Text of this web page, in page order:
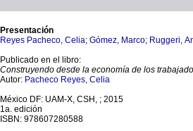
Presentación
Reyes Pacheco, Celia; Gómez, Marco; Ruggeri,
Publicado en el libro:
Construyendo desde la economía de los
Autor: Pacheco Reyes, Celia
México DF: UAM-X, CSH, ; 2015
1a. edición
ISBN: 978607280588